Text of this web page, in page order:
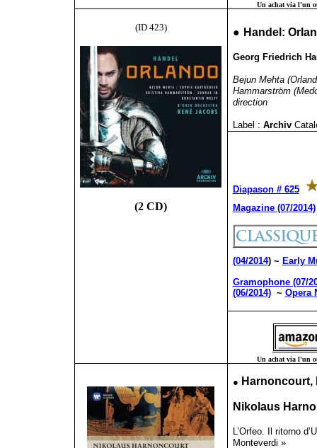
Un achat via l'un
(ID 423)
(2 CD)
● Handel:
Georg Friedrich
Bejun Mehta
Hammarström
direction
Label : Archiv
Diapason # 625
Magazine (07/2014)
(04/2014) ~ Early
Gramophone (07/
(06/2014)~ Opera
Un achat via l'un
● Harnoncourt,
Nikolaus
L’Orfeo. Il ritorno
Monteverdi »